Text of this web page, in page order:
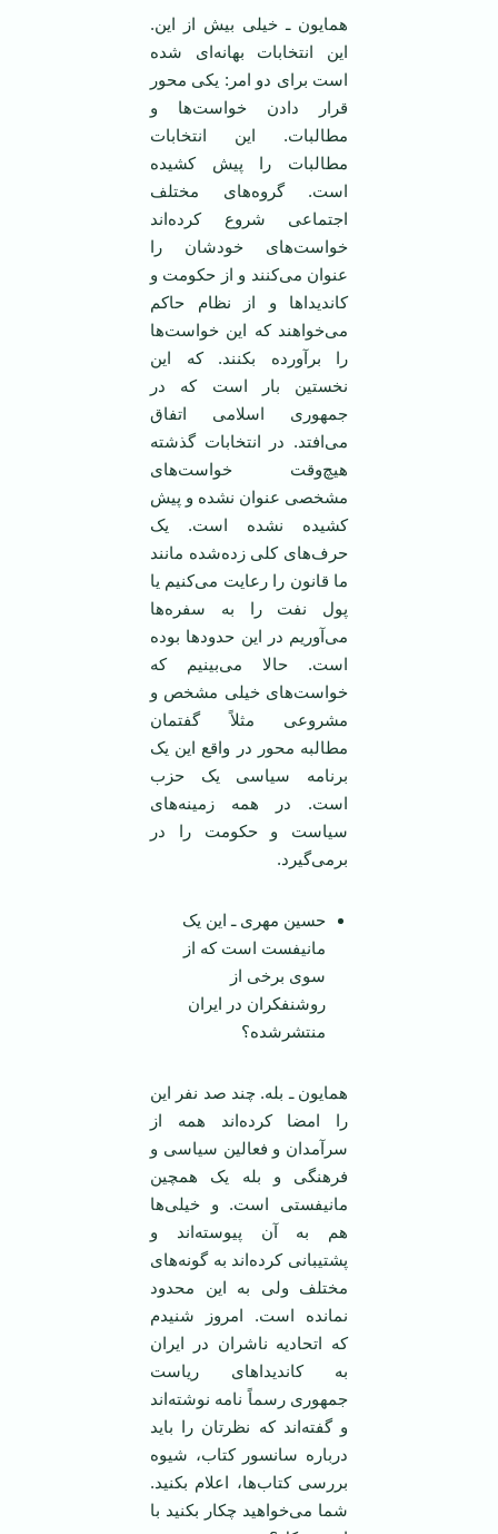
همایون ـ خیلی بیش از این.
این انتخابات بهانه‌ای شده
است برای دو امر: یکی محور
قرار دادن خواست‌ها و
مطالبات. این انتخابات
مطالبات را پیش کشیده
است. گروه‌های مختلف
اجتماعی شروع کرده‌اند
خواست‌های خودشان را
عنوان می‌کنند و از حکومت و
کاندیدا‌ها و از نظام حاکم
می‌خواهند که این خواست‌ها
را برآورده بکنند. که این
نخستین بار است که در
جمهوری اسلامی اتفاق
می‌افتد. در انتخابات گذشته
هیچ‌وقت خواست‌های
مشخصی عنوان نشده و پیش
کشیده نشده است. یک
حرف‌های کلی زده‌شده مانند
ما قانون را رعایت می‌کنیم یا
پول نفت را به سفره‌ها
می‌آوریم در این حدود‌ها بوده
است. حالا می‌بینیم که
خواست‌های خیلی مشخص و
مشروعی مثلاً گفتمان
مطالبه محور در واقع این یک
برنامه سیاسی یک حزب
است. در همه زمینه‌های
سیاست و حکومت را در
برمی‌گیرد.
حسین مهری ـ این یک
مانیفست است که از
سوی برخی از
روشنفکران در ایران
منتشرشده؟
همایون ـ بله. چند صد نفر این
را امضا کرده‌اند همه از
سرآمدان و فعالین سیاسی و
فرهنگی و بله یک همچین
مانیفستی است. و خیلی‌ها
هم به آن پیوسته‌اند و
پشتیبانی کرده‌اند به گونه‌های
مختلف ولی به این محدود
نمانده است. امروز شنیدم
که اتحادیه ناشران در ایران
به کاندیداهای ریاست
جمهوری رسماً نامه نوشته‌اند
و گفته‌اند که نظرتان را باید
درباره سانسور کتاب، شیوه
بررسی کتاب‌ها، اعلام بکنید.
شما می‌خواهید چکار بکنید با